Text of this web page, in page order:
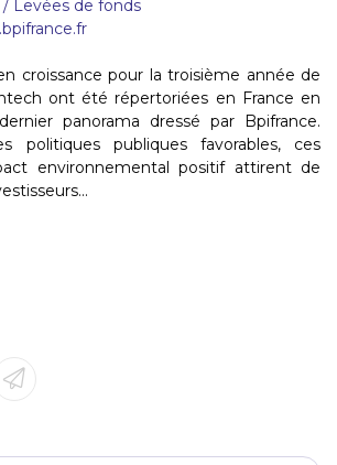
/ Levées de fonds
croissance pour la troisième année de
ont été répertoriées en France en
panorama dressé par Bpifrance.
politiques publiques favorables, ces
environnemental positif attirent de